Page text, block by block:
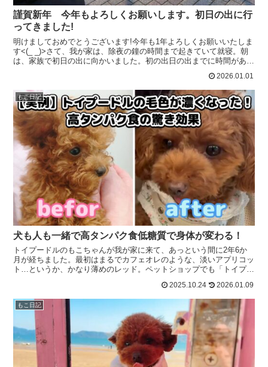
謹賀新年 今年もよろしくお願いします。初日の出に行
ってきました!
明けましておめでとうございます!今年も1年よろしくお願いいたしま
す<(_ _)>さて、我が家は、除夜の鐘の時間まで起きていて就寝。朝
は、家族で初日の出に向かいました。初の出日の出までに時間があっ
2026.01.01
もこ日記
犬も人も一緒で高タンパク食低糖質で身体が変わる！
トイプードルのもこちゃんが我が家に来て、あっという間に2年6か
月が経ちました。最初はまるでカフェオレのような、淡いアプリコッ
ト…というか、かなり薄めのレッド。ペットショップでも「トイプー
2025.10.24 2026.01.09
もこ日記